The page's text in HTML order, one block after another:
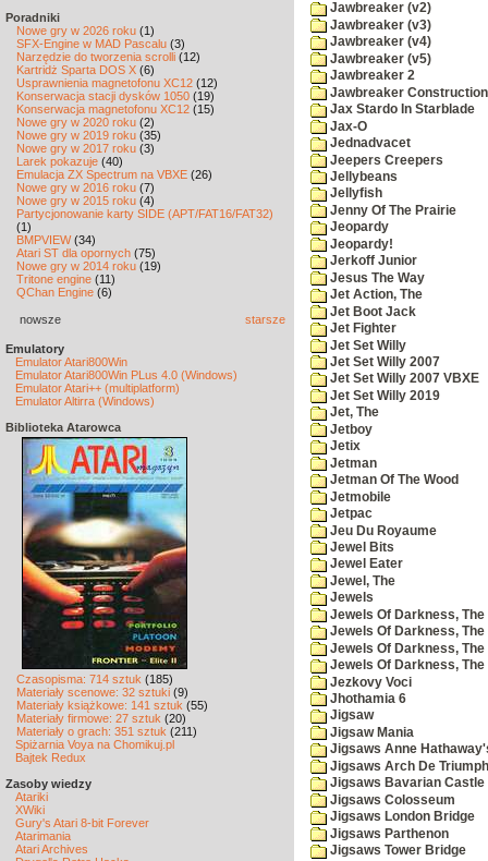
Poradniki
Nowe gry w 2026 roku (1)
SFX-Engine w MAD Pascalu (3)
Narzędzie do tworzenia scrolli (12)
Kartridż Sparta DOS X (6)
Usprawnienia magnetofonu XC12 (12)
Konserwacja stacji dysków 1050 (19)
Konserwacja magnetofonu XC12 (15)
Nowe gry w 2020 roku (2)
Nowe gry w 2019 roku (35)
Nowe gry w 2017 roku (3)
Larek pokazuje (40)
Emulacja ZX Spectrum na VBXE (26)
Nowe gry w 2016 roku (7)
Nowe gry w 2015 roku (4)
Partycjonowanie karty SIDE (APT/FAT16/FAT32)
(1)
BMPVIEW(34)
Atari ST dla opornych (75)
Nowe gry w 2014 roku (19)
Tritone engine (11)
QChan Engine (6)
nowsze starsze
Emulatory
Emulator Atari800Win
Emulator Atari800Win PLus 4.0 (Windows)
Emulator Atari++ (multiplatform)
Emulator Altirra (Windows)
Biblioteka Atarowca
Czasopisma: 714 sztuk (185)
Materiały scenowe: 32 sztuki (9)
Materiały książkowe: 141 sztuk (55)
Materiały firmowe: 27 sztuk (20)
Materiały o grach: 351 sztuk (211)
Spiżarnia Voya na Chomikuj.pl
Bajtek Redux
Zasoby wiedzy
Atariki
XWiki
Gury's Atari 8-bit Forever
Atarimania
Atari Archives
Jawbreaker (v2)
Jawbreaker (v3)
Jawbreaker (v4)
Jawbreaker (v5)
Jawbreaker 2
Jawbreaker Construction
Jax Stardo In Starblade
Jax-O
Jednadvacet
Jeepers Creepers
Jellybeans
Jellyfish
Jenny Of The Prairie
Jeopardy
Jeopardy!
Jerkoff Junior
Jesus The Way
Jet Action, The
Jet Boot Jack
Jet Fighter
Jet Set Willy
Jet Set Willy 2007
Jet Set Willy 2007 VBXE
Jet Set Willy 2019
Jet, The
Jetboy
Jetix
Jetman
Jetman Of The Wood
Jetmobile
Jetpac
Jeu Du Royaume
Jewel Bits
Jewel Eater
Jewel, The
Jewels
Jewels Of Darkness, The
Jewels Of Darkness,
Jewels Of Darkness,
Jewels Of Darkness,
Jezkovy Voci
Jhothamia 6
Jigsaw
Jigsaw Mania
Jigsaws Anne
Jigsaws Arch De Triumph
Jigsaws Bavarian Castle
Jigsaws Colosseum
Jigsaws London Bridge
Jigsaws Parthenon
Jigsaws Tower Bridge